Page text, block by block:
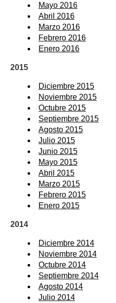
Mayo 2016
Abril 2016
Marzo 2016
Febrero 2016
Enero 2016
2015
Diciembre 2015
Noviembre 2015
Octubre 2015
Septiembre 2015
Agosto 2015
Julio 2015
Junio 2015
Mayo 2015
Abril 2015
Marzo 2015
Febrero 2015
Enero 2015
2014
Diciembre 2014
Noviembre 2014
Octubre 2014
Septiembre 2014
Agosto 2014
Julio 2014